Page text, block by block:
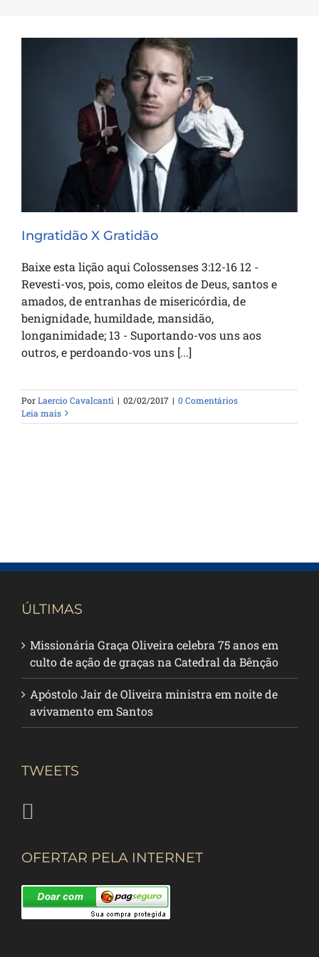
Ingratidão X Gratidão
Ingratidão X Gratidão
Baixe esta lição aqui Colossenses 3:12-16 12 -
Revesti-vos, pois, como eleitos de Deus, santos e
amados, de entranhas de misericórdia, de
benignidade, humildade, mansidão,
longanimidade; 13 - Suportando-vos uns aos
outros, e perdoando-vos uns [...]
PorLaercio Cavalcanti | 02/02/2017 | 0 Comentários
Leia mais
ÚLTIMAS
Missionária Graça Oliveira celebra 75 anos em
culto de ação de graças na Catedral da Bênção
Apóstolo Jair de Oliveira ministra em noite de
avivamento em Santos
TWEETS
OFERTAR PELA INTERNET